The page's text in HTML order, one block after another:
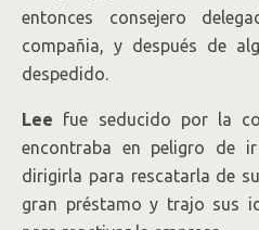
entonces consejero
compañia, y después de
despedido.
Lee fue seducido por la
encontraba en peligro de
dirigirla para rescatarla de
gran préstamo y trajo sus